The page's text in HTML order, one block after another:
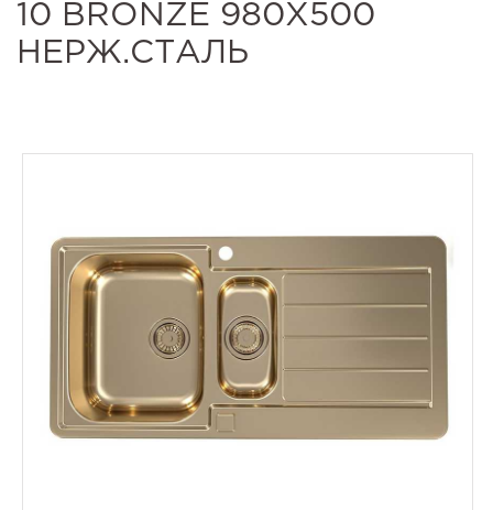
10 BRONZE 980X500
НЕРЖ.СТАЛЬ